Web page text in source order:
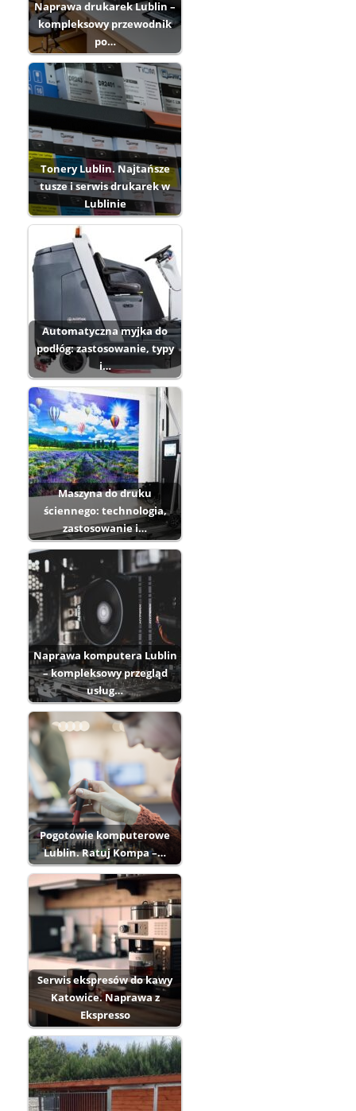
Naprawa drukarek Lublin –
kompleksowy przewodnik
po…
Tonery Lublin. Najtańsze
tusze i serwis drukarek w
Lublinie
Automatyczna myjka do
podłóg: zastosowanie, typy
i…
Maszyna do druku
ściennego: technologia,
zastosowanie i…
Naprawa komputera Lublin
– kompleksowy przegląd
usług…
Pogotowie komputerowe
Lublin. Ratuj Kompa –…
Serwis ekspresów do kawy
Katowice. Naprawa z
Ekspresso